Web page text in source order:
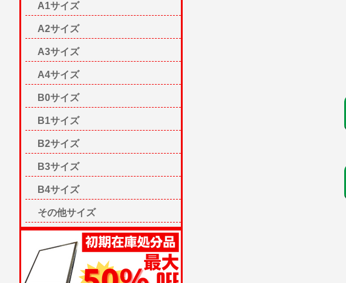
A1サイズ
A2サイズ
A3サイズ
A4サイズ
B0サイズ
B1サイズ
B2サイズ
B3サイズ
B4サイズ
その他サイズ